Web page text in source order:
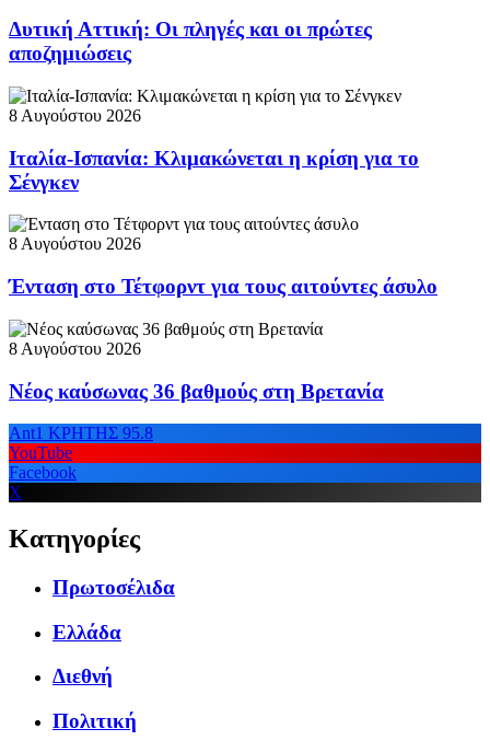
Δυτική Αττική: Οι πληγές και οι πρώτες
αποζημιώσεις
8 Αυγούστου 2026
Ιταλία-Ισπανία: Κλιμακώνεται η κρίση για το
Σένγκεν
8 Αυγούστου 2026
Ένταση στο Τέτφορντ για τους αιτούντες άσυλο
8 Αυγούστου 2026
Νέος καύσωνας 36 βαθμούς στη Βρετανία
Ant1 ΚΡΗΤΗΣ 95.8
YouTube
Facebook
X
Κατηγορίες
Πρωτοσέλιδα
Ελλάδα
Διεθνή
Πολιτική